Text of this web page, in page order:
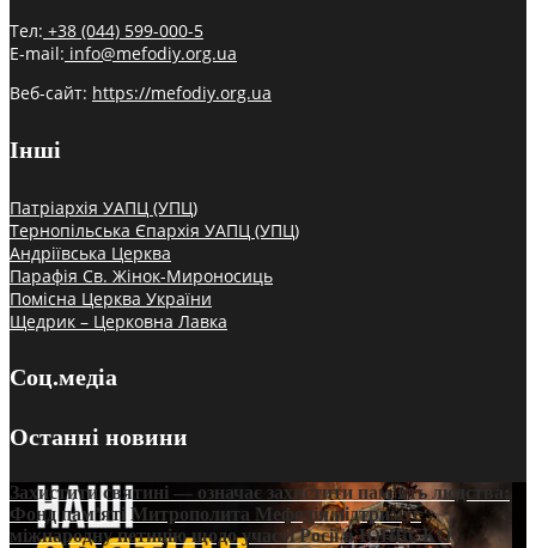
Тел: +38 (044) 599-000-5
E-mail: info@mefodiy.org.ua
Веб-сайт: https://mefodiy.org.ua
Інші
Патріархія УАПЦ (УПЦ)
Тернопільська Єпархія УАПЦ (УПЦ)
Андріївська Церква
Парафія Св. Жінок-Мироносиць
Помісна Церква України
Щедрик – Церковна Лавка
Соц.медіа
Останні новини
Захистити святині — означає захистити пам’ять людства:
Фонд пам’яті Митрополита Мефодія підтримує
міжнародну петицію щодо участі Росії в ЮНЕСКО